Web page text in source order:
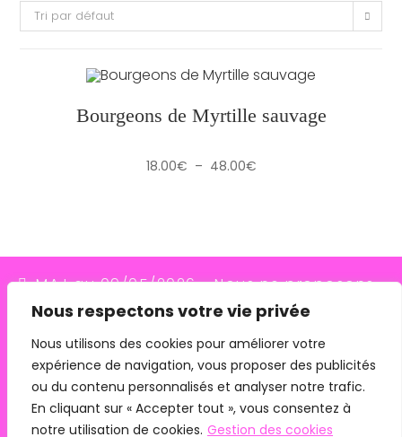
Nous respectons votre vie privée
Nous utilisons des cookies pour améliorer votre
expérience de navigation, vous proposer des publicités
ou du contenu personnalisés et analyser notre trafic.
En cliquant sur « Accepter tout », vous consentez à
notre utilisation de cookies. Gestion des cookies
MAJ au 09/05/2026 - Nous ne proposons
plus le transporteur Relais Colis (placés en
redressement judiciaire le 10/03/26, ils
n'assurent plus les livraisons depuis le
07/05/26). Pour les commandes avec
remise en main propre, merci de me
Tri par défaut
Bourgeons de Myrtille sauvage
18.00€ – 48.00€Plage